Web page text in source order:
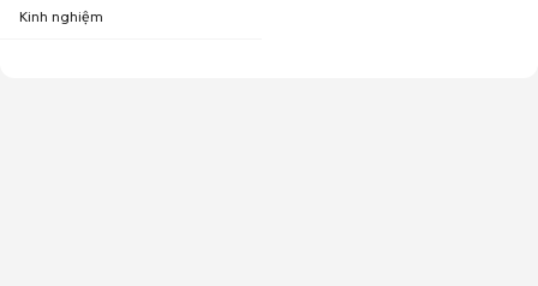
Kinh nghiệm